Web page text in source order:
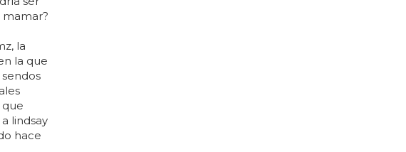
mamar?
la
la que
que
lindsay
hace